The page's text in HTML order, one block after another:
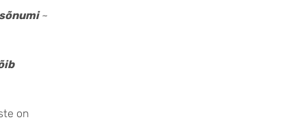
sõnumi~
on